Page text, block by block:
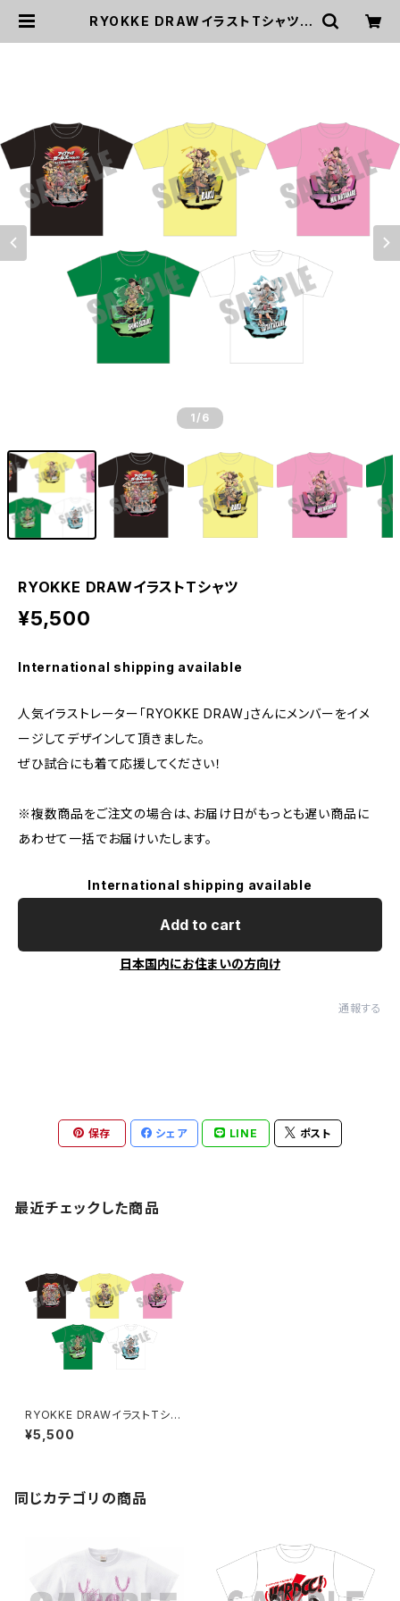
RYOKKE DRAWイラストTシャツ |
1 /6
RYOKKE DRAWイラストTシャツ
¥5,500
International shipping available
人気イラストレーター「RYOKKE DRAW」さんにメンバーをイメ
ージしてデザインして頂きました。
ぜひ試合にも着て応援してください！
※複数商品をご注文の場合は、お届け日がもっとも遅い商品に
あわせて一括でお届けいたします。
International shipping available
Add to cart
日本国内にお住まいの方向け
通報する
保存 シェア LINE ポスト
最近チェックした商品
RYOKKE DRAWイラストTシャ
ツ
¥5,500
同じカテゴリの商品